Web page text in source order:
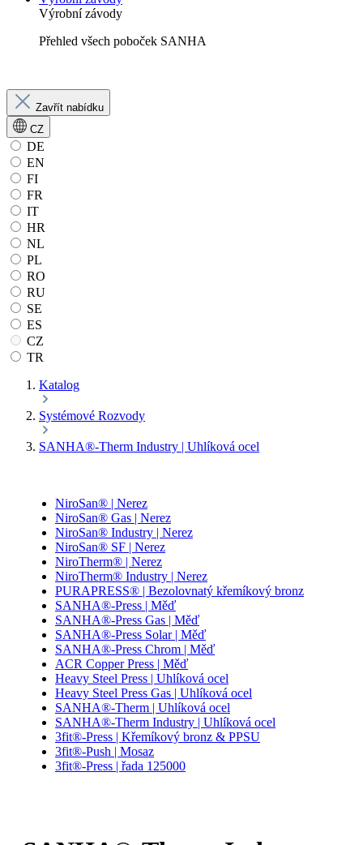
Výrobní závody
Přehled všech poboček SANHA
Zavřít nabídku
CZ
DE
EN
FI
FR
IT
HR
NL
PL
RO
RU
SE
ES
CZ
TR
Katalog
Systémové Rozvody
SANHA®-Therm Industry | Uhlíková ocel
NiroSan® | Nerez
NiroSan® Gas | Nerez
NiroSan® Industry | Nerez
NiroSan® SF | Nerez
NiroTherm® | Nerez
NiroTherm® Industry | Nerez
PURAPRESS® | Bezolovnatý křemíkový bronz
SANHA®-Press | Měď
SANHA®-Press Gas | Měď
SANHA®-Press Solar | Měď
SANHA®-Press Chrom | Měď
ACR Copper Press | Měď
Heavy Steel Press | Uhlíková ocel
Heavy Steel Press Gas | Uhlíková ocel
SANHA®-Therm | Uhlíková ocel
SANHA®-Therm Industry | Uhlíková ocel
3fit®-Press | Křemíkový bronz & PPSU
3fit®-Push | Mosaz
3fit®-Press | řada 125000